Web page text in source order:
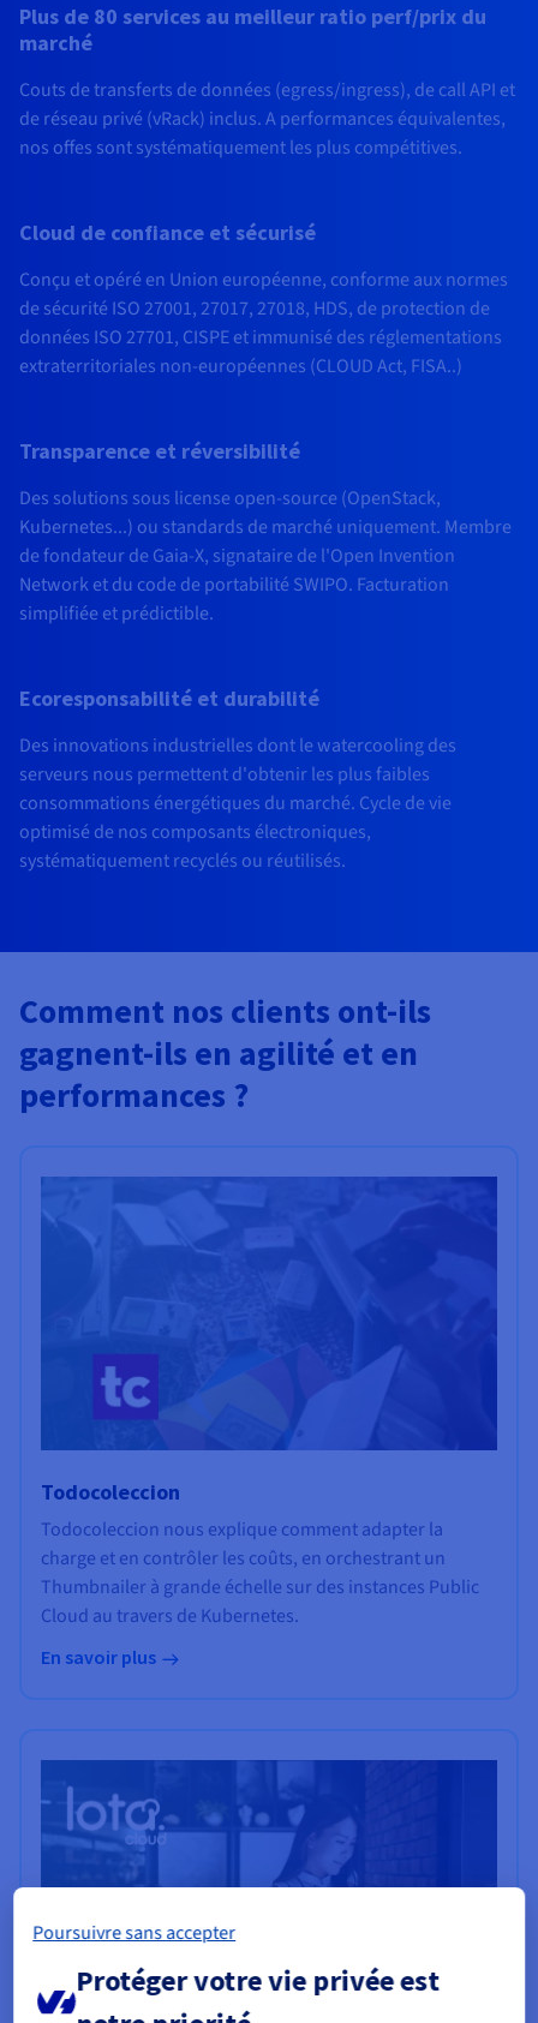
Plus de 80 services au meilleur ratio perf/prix du
marché
Couts de transferts de données (egress/ingress), de call API et
de réseau privé (vRack) inclus. A performances équivalentes,
nos offes sont systématiquement les plus compétitives.
Cloud de confiance et sécurisé
Conçu et opéré en Union européenne, conforme aux normes
de sécurité ISO 27001, 27017, 27018, HDS, de protection de
données ISO 27701, CISPE et immunisé des réglementations
extraterritoriales non-européennes (CLOUD Act, FISA..)
Transparence et réversibilité
Des solutions sous license open-source (OpenStack,
Kubernetes...) ou standards de marché uniquement. Membre
de fondateur de Gaia-X, signataire de l'Open Invention
Network et du code de portabilité SWIPO. Facturation
simplifiée et prédictible.
Ecoresponsabilité et durabilité
Des innovations industrielles dont le watercooling des
serveurs nous permettent d'obtenir les plus faibles
consommations énergétiques du marché. Cycle de vie
optimisé de nos composants électroniques,
systématiquement recyclés ou réutilisés.
Comment nos clients ont-ils
gagnent-ils en agilité et en
performances ?
Todocoleccion
Todocoleccion nous explique comment adapter la
charge et en contrôler les coûts, en orchestrant un
Thumbnailer à grande échelle sur des instances Public
Cloud au travers de Kubernetes.
En savoir plus
Poursuivre sans accepter
Protéger votre vie privée est